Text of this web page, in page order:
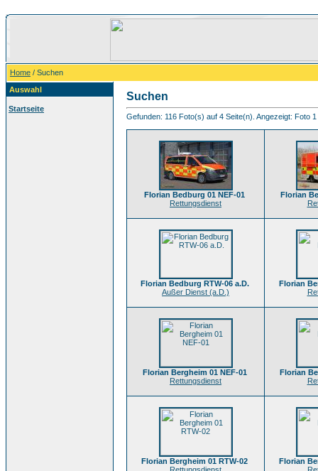
Home / Suchen
Auswahl
Startseite
Suchen
Gefunden: 116 Foto(s) auf 4 Seite(n). Angezeigt: Foto
Florian Bedburg 01 NEF-01
Rettungsdienst
Florian
Florian Bedburg RTW-06 a.D.
Außer Dienst (a.D.)
Florian
Florian Bergheim 01 NEF-01
Rettungsdienst
Florian
Florian Bergheim 01 RTW-02
Florian